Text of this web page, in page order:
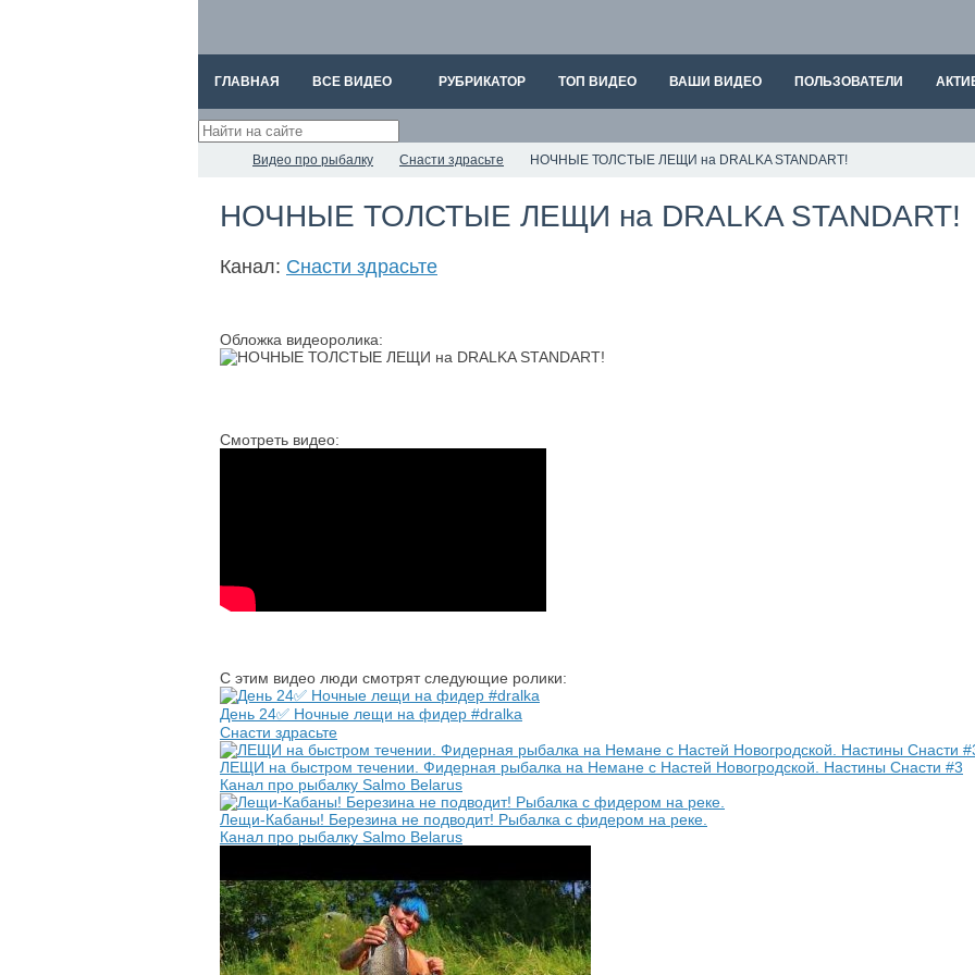
ГЛАВНАЯ ВСЕ ВИДЕО РУБРИКАТОР ТОП ВИДЕО ВАШИ ВИДЕО ПОЛЬЗОВАТЕЛИ
Видео про рыбалку Снасти здрасьте НОЧНЫЕ ТОЛСТЫЕ ЛЕЩИ на DRALKA STANDART!
НОЧНЫЕ ТОЛСТЫЕ ЛЕЩИ на DRALKA STANDART!
Канал: Снасти здрасьте
Обложка видеоролика:
Смотреть видео:
С этим видео люди смотрят следующие ролики:
День 24✅ Ночные лещи на фидер #dralka
Снасти здрасьте
ЛЕЩИ на быстром течении. Фидерная рыбалка на Немане с Настей Новогродской. Настины Снасти #3
Канал про рыбалку Salmo Belarus
Лещи-Кабаны! Березина не подводит! Рыбалка с фидером на реке.
Канал про рыбалку Salmo Belarus